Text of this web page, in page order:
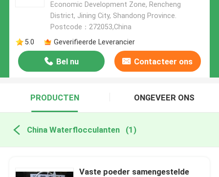
Economic Development Zone, Rencheng
District, Jining City, Shandong Province.
Postcode：272053,China
5.0
Geverifieerde Leverancier
Bel nu Contacteer ons
PRODUCTEN ONGEVEER ONS
China Waterflocculanten (1)
Vaste poeder samengestelde